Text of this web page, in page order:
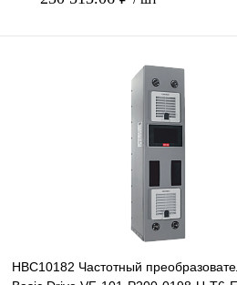
В корзину
Сравнение
Под заказ
HBC10182 Частотный